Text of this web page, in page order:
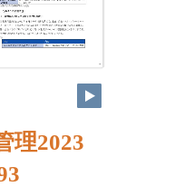
189
理2023